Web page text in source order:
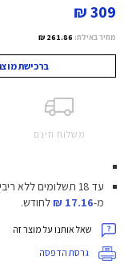
309 ₪
מחיר באילת: 261.86 ₪
ברכישת מוצר זה
משלוח חינם
עד 18 תשלומים ללא ריבית.
מ-17.16 ₪ לחודש.
שאל אותנו על מוצר זה
גרסת הדפסה